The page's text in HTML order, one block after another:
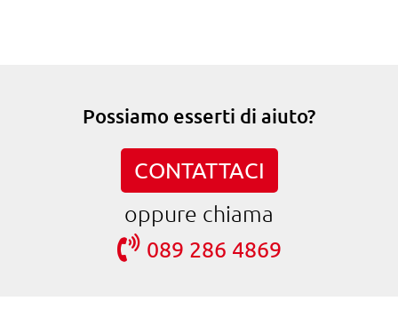
Possiamo esserti di aiuto?
CONTATTACI
oppure chiama
089 286 4869